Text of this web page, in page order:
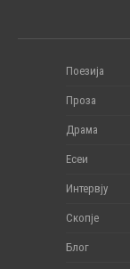
Поезија
Проза
Драма
Есеи
Интервју
Скопје
Блог